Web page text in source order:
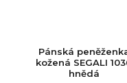
Pánská
kožená SEGALI
hnědá